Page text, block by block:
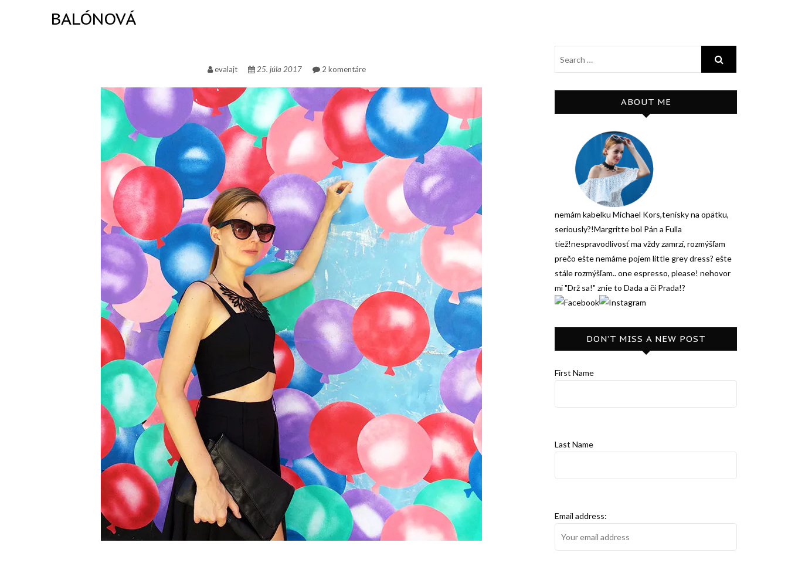
BALÓNOVÁ
evalajt 25. júla 2017 2 komentáre
ABOUT ME
nemám kabelku Michael Kors,tenisky na opätku,
seriously?!Margritte bol Pán a Fulla
tiež!nespravodlivosť ma vždy zamrzí, rozmýšľam
prečo ešte nemáme pojem little grey dress? ešte
stále rozmýšľam.. one espresso, please! nehovor
mi "Drž sa!" znie to Dada a či Prada!?
DON’T MISS A NEW POST
First Name
Last Name
Email address: